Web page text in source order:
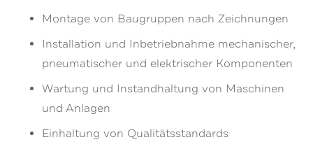
Montage von Baugruppen nach Zeichnungen
Installation und Inbetriebnahme mechanischer,
pneumatischer und elektrischer Komponenten
Wartung und Instandhaltung von Maschinen
und Anlagen
Einhaltung von Qualitätsstandards